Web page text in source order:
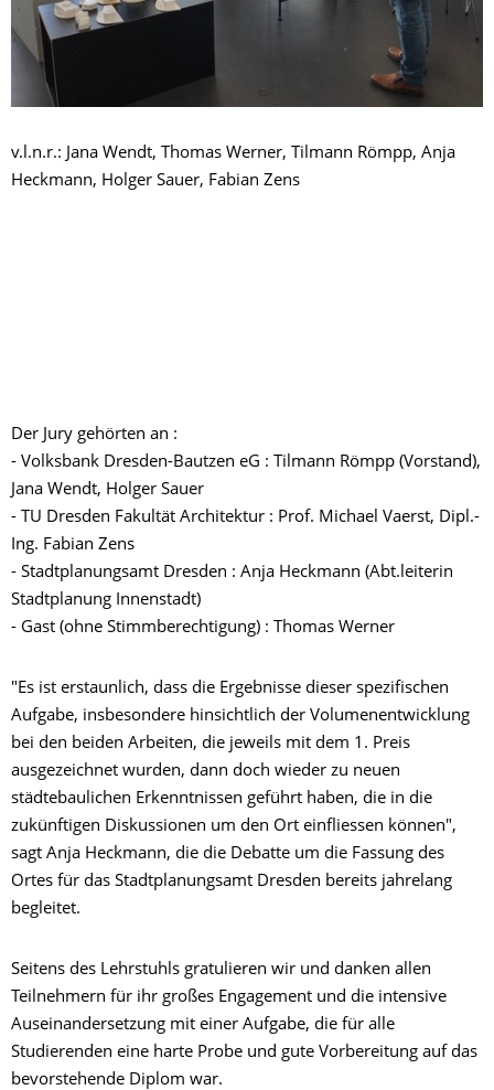
v.l.n.r.: Jana Wendt, Thomas Werner, Tilmann Römpp, Anja
Heckmann, Holger Sauer, Fabian Zens
Der Jury gehörten an :
- Volksbank Dresden-Bautzen eG : Tilmann Römpp (Vorstand),
Jana Wendt, Holger Sauer
- TU Dresden Fakultät Architektur : Prof. Michael Vaerst, Dipl.-
Ing. Fabian Zens
- Stadtplanungsamt Dresden : Anja Heckmann (Abt.leiterin
Stadtplanung Innenstadt)
- Gast (ohne Stimmberechtigung) : Thomas Werner
"Es ist erstaunlich, dass die Ergebnisse dieser spezifischen
Aufgabe, insbesondere hinsichtlich der Volumenentwicklung
bei den beiden Arbeiten, die jeweils mit dem 1. Preis
ausgezeichnet wurden, dann doch wieder zu neuen
städtebaulichen Erkenntnissen geführt haben, die in die
zukünftigen Diskussionen um den Ort einfliessen können",
sagt Anja Heckmann, die die Debatte um die Fassung des
Ortes für das Stadtplanungsamt Dresden bereits jahrelang
begleitet.
Seitens des Lehrstuhls gratulieren wir und danken allen
Teilnehmern für ihr großes Engagement und die intensive
Auseinandersetzung mit einer Aufgabe, die für alle
Studierenden eine harte Probe und gute Vorbereitung auf das
bevorstehende Diplom war.